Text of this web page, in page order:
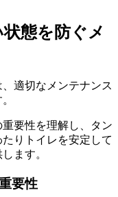
態を防ぐメ
適切なメンテナンス
要性を理解し、タン
りトイレを安定して
ます。
要性